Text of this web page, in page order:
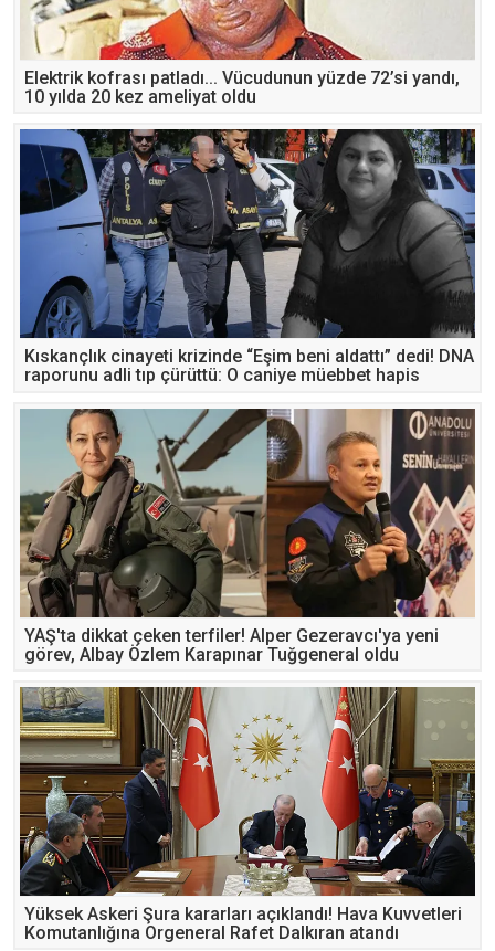
Elektrik kofrası patladı... Vücudunun yüzde 72’si yandı,
10 yılda 20 kez ameliyat oldu
Kıskançlık cinayeti krizinde “Eşim beni aldattı” dedi! DNA
raporunu adli tıp çürüttü: O caniye müebbet hapis
YAŞ'ta dikkat çeken terfiler! Alper Gezeravcı'ya yeni
görev, Albay Özlem Karapınar Tuğgeneral oldu
Yüksek Askeri Şura kararları açıklandı! Hava Kuvvetleri
Komutanlığına Orgeneral Rafet Dalkıran atandı